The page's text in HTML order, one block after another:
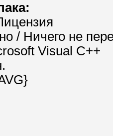
/ Ничего не
Visual C++